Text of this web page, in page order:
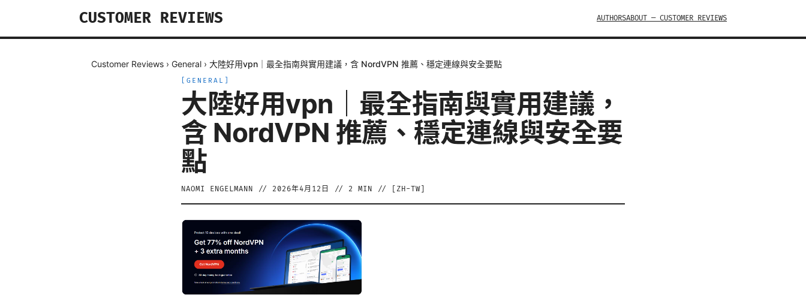
CUSTOMER REVIEWS AUTHORSABOUT — CUSTOMER REVIEWS
Customer Reviews › General › 大陸好用vpn｜最全指南與實用建議，含 NordVPN 推薦、穩定連線與安全要點
GENERAL
大陸好用vpn｜最全指南與實用建議，
含 NordVPN 推薦、穩定連線與安全要
點
NAOMI ENGELMANN // 2026年4月12日 // 2 MIN // [ ZH-TW